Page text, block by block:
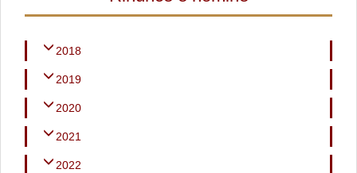
2018
2019
2020
2021
2022